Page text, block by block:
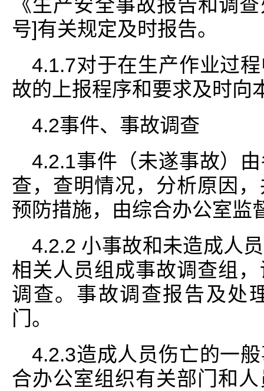
《生产安全事故报告和调
号]有关规定及时报告。
4.1.7对于在生产作业过
故的上报程序和要求及时向
4.2事件、事故调查
4.2.1事件（未遂事故）
查，查明情况，分析原因
预防措施，由综合办公室监
4.2.2 小事故和未造成人
相关人员组成事故调查组
调查。事故调查报告及处
门。
4.2.3造成人员伤亡的一
合办公室组织有关部门和